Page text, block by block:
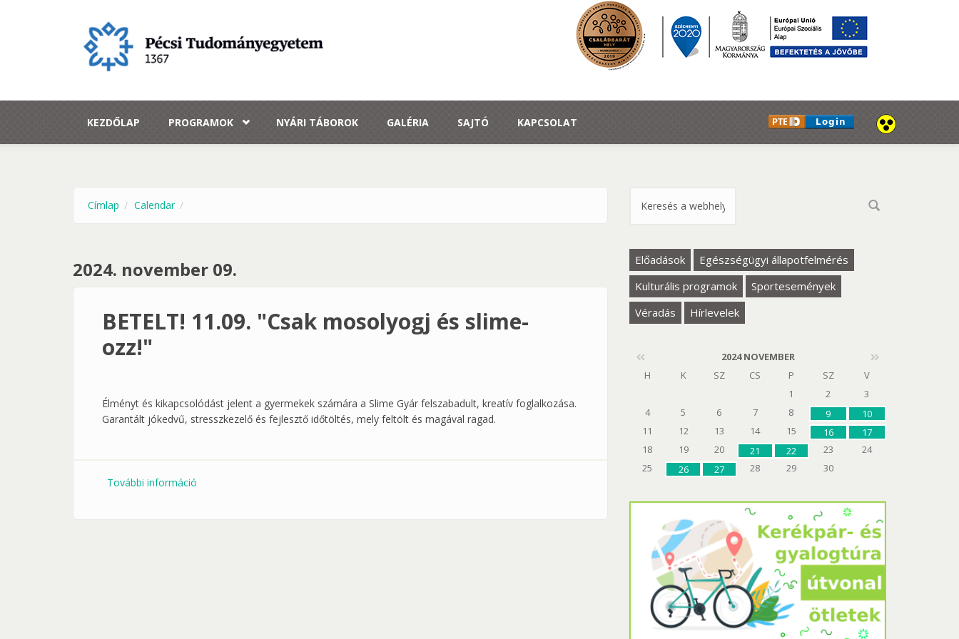
KEZDŐLAP PROGRAMOK NYÁRI TÁBOROK GALÉRIA SAJTÓ KAPCSOLAT
Címlap Calendar
2024. november 09.
BETELT! 11.09. "Csak mosolyogj és slime-
ozz!"
Élményt és kikapcsolódást jelent a gyermekek számára a Slime Gyár felszabadult, kreatív foglalkozása.
Garantált jókedvű, stresszkezelő és fejlesztő időtöltés, mely feltölt és magával ragad.
További információ
Keresés űrlap
Előadások
Egészségügyi állapotfelmérés
Kulturális programok
Sportesemények
Véradás
Hírlevelek
H K SZ CS P SZ
V
1
2
3
4
5 6 7 8 9
10
11
12 13 14 15 16
17
18
19 20 21 22 23
24
25
26 27 28 29 30
2024 NOVEMBER